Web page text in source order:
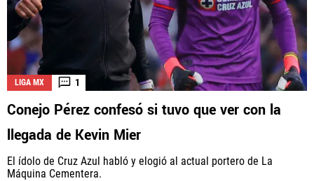
LIGA MX 1
Conejo Pérez confesó si tuvo que ver con la
llegada de Kevin Mier
El ídolo de Cruz Azul habló y elogió al actual portero de La
Máquina Cementera.